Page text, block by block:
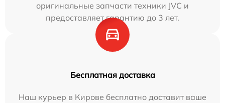
оригинальные запчасти техники JVC и
предоставляет гарантию до 3 лет.
Бесплатная доставка
Наш курьер в Кирове бесплатно доставит ваше